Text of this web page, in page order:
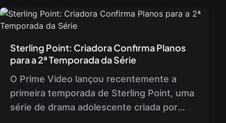
Sterling Point: Criadora Confirma Planos
para a 2ª Temporada da Série
O Prime Video lançou recentemente a
primeira temporada de Sterling Point, uma
série de drama adolescente criada por